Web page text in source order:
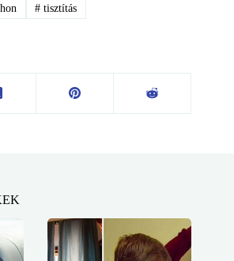
# tisztítás